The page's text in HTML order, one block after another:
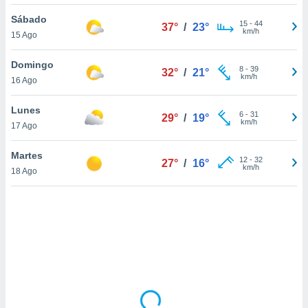
de
sitio
de que
sean
para
ni para
Sábado
15 Ago
37° / 23° 15- 44
km/h
Domingo
16 Ago
32° / 21° 8- 39
km/h
Lunes
17 Ago
29° / 19° 6- 31
km/h
Martes
18 Ago
27° / 16° 12- 32
km/h